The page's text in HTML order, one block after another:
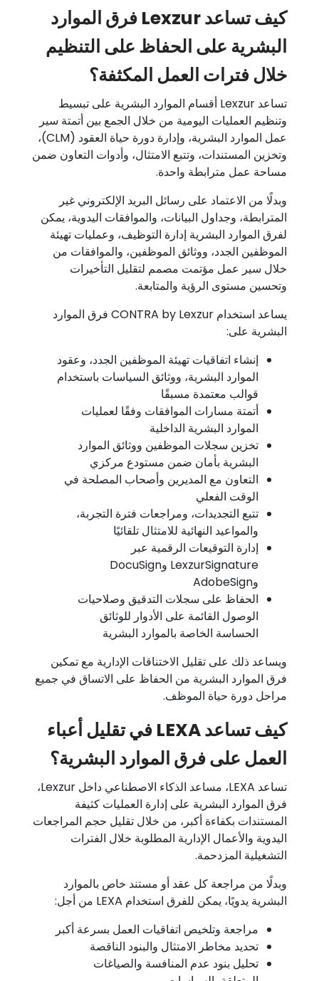
كيف تساعد Lexzur فرق الموارد
البشرية على الحفاظ على التنظيم
خلال فترات العمل المكثفة؟
تساعد Lexzur أقسام الموارد البشرية على تبسيط
وتنظيم العمليات اليومية من خلال الجمع بين أتمتة سير
عمل الموارد البشرية، وإدارة دورة حياة العقود (CLM)،
وتخزين المستندات، وتتبع الامتثال، وأدوات التعاون ضمن
مساحة عمل مترابطة واحدة.
وبدلًا من الاعتماد على رسائل البريد الإلكتروني غير
المترابطة، وجداول البيانات، والموافقات اليدوية، يمكن
لفرق الموارد البشرية إدارة التوظيف، وعمليات تهيئة
الموظفين الجدد، ووثائق الموظفين، والموافقات من
خلال سير عمل مؤتمت مصمم لتقليل التأخيرات
وتحسين مستوى الرؤية والمتابعة.
يساعد استخدام CONTRA by Lexzur فرق الموارد
البشرية على:
إنشاء اتفاقيات تهيئة الموظفين الجدد، وعقود
الموارد البشرية، ووثائق السياسات باستخدام
قوالب معتمدة مسبقًا
أتمتة مسارات الموافقات وفقًا لعمليات
الموارد البشرية الداخلية
تخزين سجلات الموظفين ووثائق الموارد
البشرية بأمان ضمن مستودع مركزي
التعاون مع المديرين وأصحاب المصلحة في
الوقت الفعلي
تتبع التجديدات، ومراجعات فترة التجربة،
والمواعيد النهائية للامتثال تلقائيًا
إدارة التوقيعات الرقمية عبر
LexzurSignature وDocuSign
وAdobeSign
الحفاظ على سجلات التدقيق وصلاحيات
الوصول القائمة على الأدوار للوثائق
الحساسة الخاصة بالموارد البشرية
ويساعد ذلك على تقليل الاختناقات الإدارية مع تمكين
فرق الموارد البشرية من الحفاظ على الاتساق في جميع
مراحل دورة حياة الموظف.
كيف تساعد LEXA في تقليل أعباء
العمل على فرق الموارد البشرية؟
تساعد LEXA، مساعد الذكاء الاصطناعي داخل Lexzur،
فرق الموارد البشرية على إدارة العمليات كثيفة
المستندات بكفاءة أكبر، من خلال تقليل حجم المراجعات
اليدوية والأعمال الإدارية المطلوبة خلال الفترات
التشغيلية المزدحمة.
وبدلًا من مراجعة كل عقد أو مستند خاص بالموارد
البشرية يدويًا، يمكن للفرق استخدام LEXA من أجل:
مراجعة وتلخيص اتفاقيات العمل بسرعة أكبر
تحديد مخاطر الامتثال والبنود الناقصة
تحليل بنود عدم المنافسة والصياغات